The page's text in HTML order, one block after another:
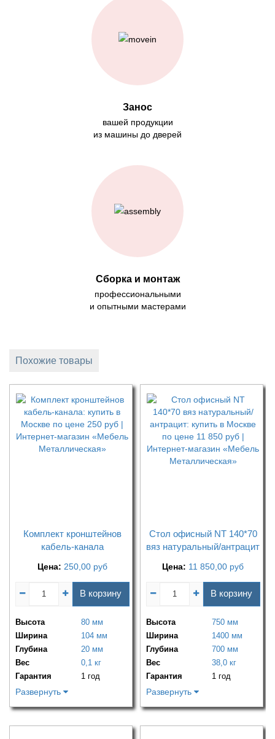
Занос
вашей продукции
из машины до дверей
Сборка и монтаж
профессиональными
и опытными мастерами
Похожие товары
Комплект кронштейнов
кабель-канала
Цена: 250,00 руб
В корзину
Высота
80 мм
Ширина
104 мм
Глубина
20 мм
Вес
0,1 кг
Гарантия
1 год
Развернуть
Стол офисный NT 140*70
вяз натуральный/антрацит
Цена: 11 850,00 руб
В корзину
Высота
750 мм
Ширина
1400 мм
Глубина
700 мм
Вес
38,0 кг
Гарантия
1 год
Развернуть